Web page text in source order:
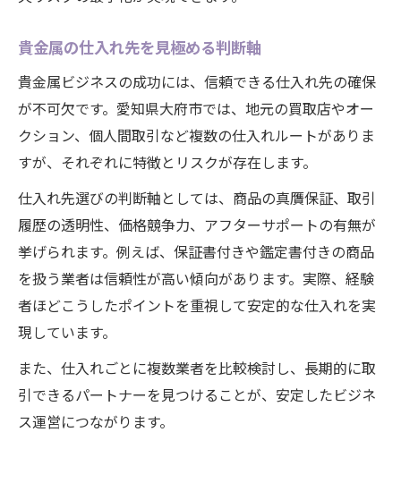
貴金属の仕入れ先を見極める判断軸
貴金属ビジネスの成功には、信頼できる仕入れ先の確保
が不可欠です。愛知県大府市では、地元の買取店やオー
クション、個人間取引など複数の仕入れルートがありま
すが、それぞれに特徴とリスクが存在します。
仕入れ先選びの判断軸としては、商品の真贋保証、取引
履歴の透明性、価格競争力、アフターサポートの有無が
挙げられます。例えば、保証書付きや鑑定書付きの商品
を扱う業者は信頼性が高い傾向があります。実際、経験
者ほどこうしたポイントを重視して安定的な仕入れを実
現しています。
また、仕入れごとに複数業者を比較検討し、長期的に取
引できるパートナーを見つけることが、安定したビジネ
ス運営につながります。